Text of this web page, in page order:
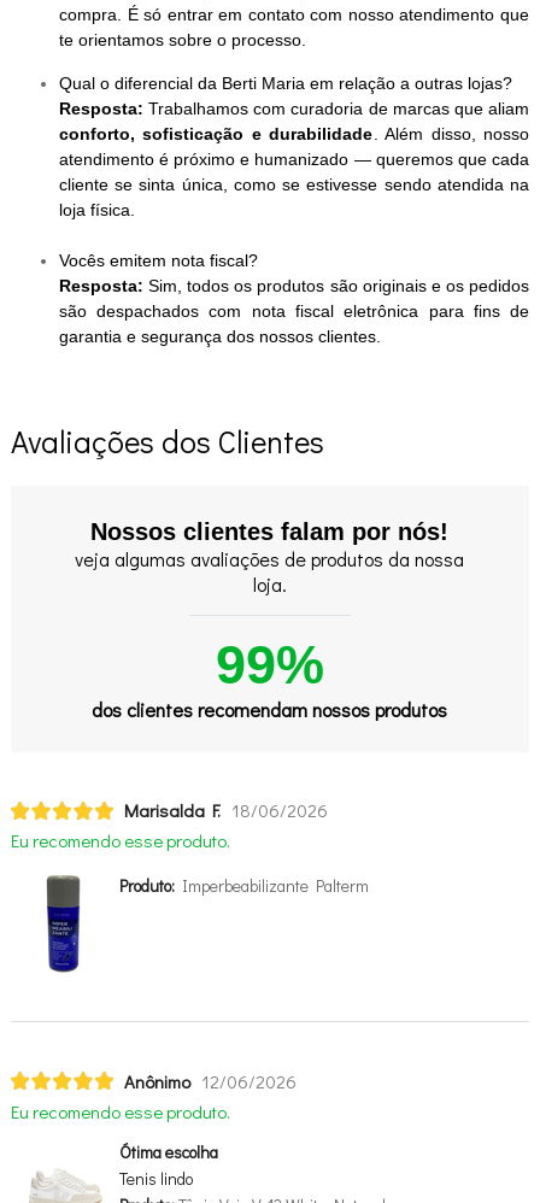
compra. É só entrar em contato com nosso atendimento que
te orientamos sobre o processo.
Qual o diferencial da Berti Maria em relação a outras lojas?
Resposta: Trabalhamos com curadoria de marcas que aliam
conforto, sofisticação e durabilidade . Além disso, nosso
atendimento é próximo e humanizado — queremos que cada
cliente se sinta única, como se estivesse sendo atendida na
loja física.
Vocês emitem nota fiscal?
Resposta:Sim, todos os produtos são originais e os pedidos
são despachados com nota fiscal eletrônica para fins de
garantia e segurança dos nossos clientes.
Avaliações dos Clientes
Nossos clientes falam por nós!
veja algumas avaliações de produtos da nossa
loja.
99%
dos clientes recomendam nossos produtos
Marisalda F. 18/06/2026
Eu recomendo esse produto.
Produto:Imperbeabilizante Palterm
Anônimo 12/06/2026
Eu recomendo esse produto.
Ótima escolha
Tenis lindo